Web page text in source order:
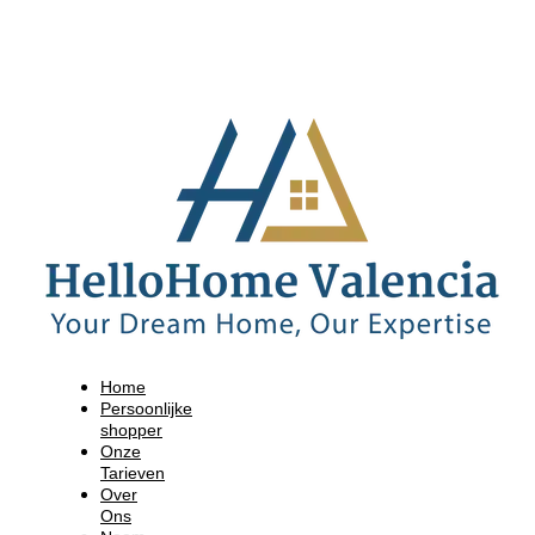
Home
Persoonlijke
shopper
Onze
Tarieven
Over
Ons